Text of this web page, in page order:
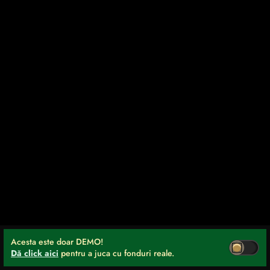
Acesta este doar DEMO!
Dă click aici pentru a juca cu fonduri reale.